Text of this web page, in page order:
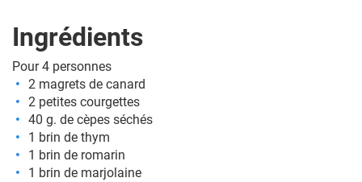
Ingrédients
Pour 4 personnes
2 magrets de canard
2 petites courgettes
40 g. de cèpes séchés
1 brin de thym
1 brin de romarin
1 brin de marjolaine